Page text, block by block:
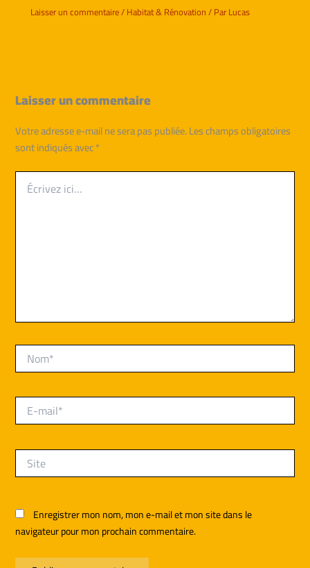
Laisser un commentaire/Habitat & Rénovation/ ParLucas
Laisser un commentaire
Votre adresse e-mail ne sera pas publiée.Les champs obligatoires
sont indiqués avec*
Écrivez
ici…
Nom*
E-
mail*
Site
Enregistrer mon nom, mon e-mail et mon site dans le
navigateur pour mon prochain commentaire.